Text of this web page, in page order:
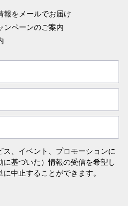
報をメールでお届け
ンペーンのご案内
ス、イベント、プロモーションに
に基づいた）情報の受信を希望し
中止することができます。